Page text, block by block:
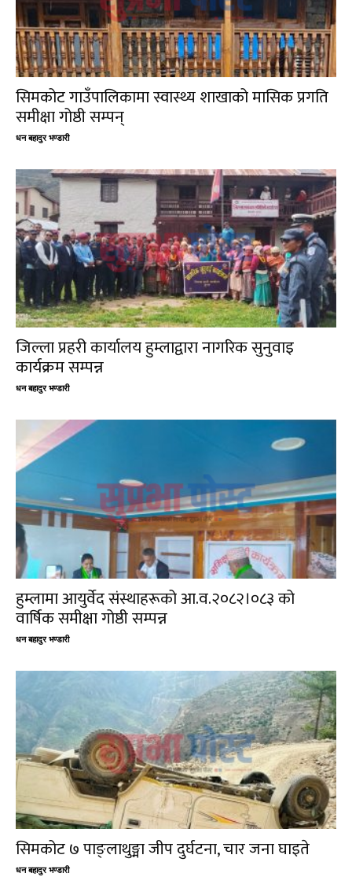
सिमकोट गाउँपालिकामा स्वास्थ्य शाखाको मासिक प्रगति
समीक्षा गोष्ठी सम्पन्
धन बहादुर भण्डारी
जिल्ला प्रहरी कार्यालय हुम्लाद्वारा नागरिक सुनुवाइ
कार्यक्रम सम्पन्न
धन बहादुर भण्डारी
हुम्लामा आयुर्वेद संस्थाहरूको आ.व.२०८२।०८३ को
वार्षिक समीक्षा गोष्ठी सम्पन्न
धन बहादुर भण्डारी
सिमकोट ७ पाङ्लाथुङ्मा जीप दुर्घटना, चार जना घाइते
धन बहादुर भण्डारी